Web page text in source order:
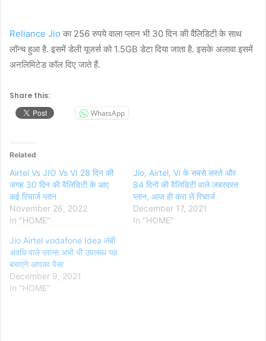
Reliance Jio का 256 रुपये वाला प्लान भी 30 दिन की वैलिडिटी के साथ
लॉन्च हुआ है. इसमें डेली यूजर्स को 1.5GB डेटा दिया जाता है. इसके अलावा इसमें
अनलिमिटेड कॉल दिए जाते हैं.
Share this:
WhatsApp
Related
Airtel Vs JIO Vs VI 28 दिन की
जगह 30 दिन की वैलिडिटी के आए
कई रिचार्ज प्लान
November 26, 2022
In "HOME"
Jio, Airtel, Vi के सबसे सस्ते और
84 दिनों की वैलिडिटी वाले जबरदस्त
प्लान, आज ही करा लें रिचार्ज
December 17, 2021
In "HOME"
Jio Airtel vodafone Idea लंबी
अवधि वाले प्लान्स अभी भी उपलब्ध यह
बचाएंगे आपका पैसा
December 9, 2021
In "HOME"